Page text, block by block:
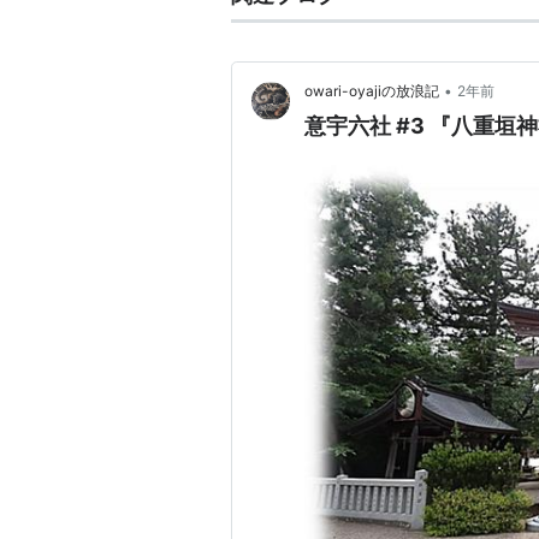
owari-oyajiの放浪記 • 2年前
意宇六社 #3 『八重垣